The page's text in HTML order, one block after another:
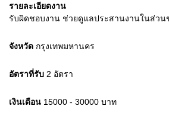
รายละเอียดงาน
รับผิดชอบงาน ช่วยดูแลประสานงานในส่วน
จังหวัด กรุงเทพมหานคร
อัตราที่รับ 2 อัตรา
เงินเดือน 15000 - 30000 บาท